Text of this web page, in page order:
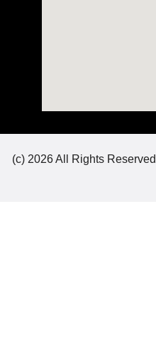
(c) 2026 All Rights Reserved